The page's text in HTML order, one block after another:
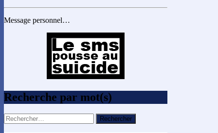
Message personnel…
Recherche par mot(s)
Rechercher :